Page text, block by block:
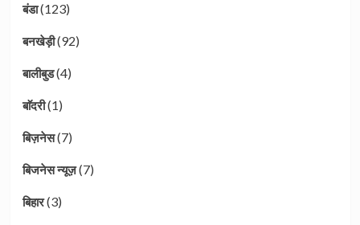
बंडा(123)
बनखेड़ी(92)
बालीबुड(4)
बाॅदरी(1)
बिज़नेस(7)
बिजनेस न्यूज़(7)
बिहार(3)